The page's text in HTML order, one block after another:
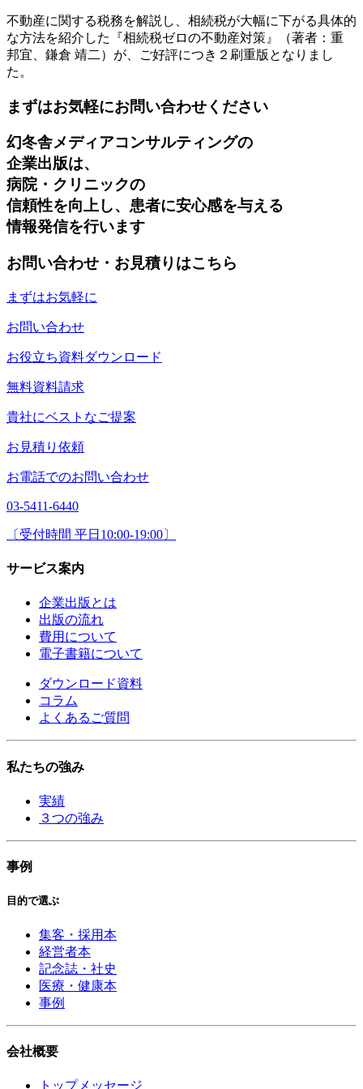
不動産に関する税務を解説し、相続税が大幅に下がる具体的
な方法を紹介した『相続税ゼロの不動産対策』（著者：重
邦宜、鎌倉 靖二）が、ご好評につき２刷重版となりまし
た。
まずはお気軽にお問い合わせください
幻冬舎メディアコンサルティングの
企業出版は、
病院・クリニックの
信頼性を向上し、患者に安心感を与える
情報発信を行います
お問い合わせ・お見積りはこちら
まずはお気軽に
お問い合わせ
お役立ち資料ダウンロード
無料資料請求
貴社にベストなご提案
お見積り依頼
お電話でのお問い合わせ
03-5411-6440
〔受付時間 平日10:00-19:00〕
サービス案内
企業出版とは
出版の流れ
費用について
電子書籍について
ダウンロード資料
コラム
よくあるご質問
私たちの強み
実績
３つの強み
事例
目的で選ぶ
集客・採用本
経営者本
記念誌・社史
医療・健康本
事例
会社概要
トップメッセージ